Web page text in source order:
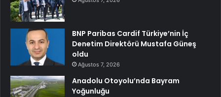
BNP Paribas Cardif Türkiye’nin İç
Denetim Direktörü Mustafa Güneş
oldu
Ağustos 7, 2026
Anadolu Otoyolu’nda Bayram
Yoğunluğu